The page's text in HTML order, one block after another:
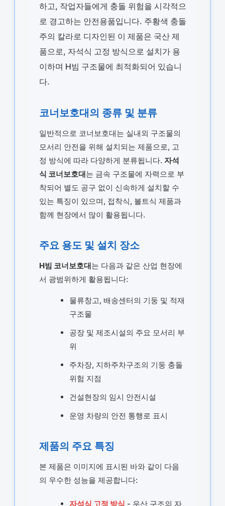
하고, 작업자들에게 충돌 위험을 시각적으
로 경고하는 안전용품입니다. 주황색 충돌
주의 칼라로 디자인된 이 제품은 국산 제
품으로, 자석식 고정 방식으로 설치가 용
이하며 H빔 구조물에 최적화되어 있습니
다.
코너보호대의 종류 및 분류
일반적으로 코너보호대는 실내외 구조물의
모서리 안전을 위해 설치되는 제품으로, 고
정 방식에 따라 다양하게 분류됩니다. 자석
식 코너보호대는 금속 구조물에 자력으로 부
착되어 별도 공구 없이 신속하게 설치할 수
있는 특징이 있으며, 접착식, 볼트식 제품과
함께 현장에서 많이 활용됩니다.
주요 용도 및 설치 장소
H빔 코너보호대는 다음과 같은 산업 현장에
서 광범위하게 활용됩니다:
물류창고, 배송센터의 기둥 및 적재
구조물
공장 및 제조시설의 주요 모서리 부
위
주차장, 지하주차구조의 기둥 충돌
위험 지점
건설현장의 임시 안전시설
운영 차량의 안전 통행로 표시
제품의 주요 특징
본 제품은 이미지에 표시된 바와 같이 다음
의 우수한 성능을 제공합니다:
자석식 고정 방식 - 우산 구조의 자